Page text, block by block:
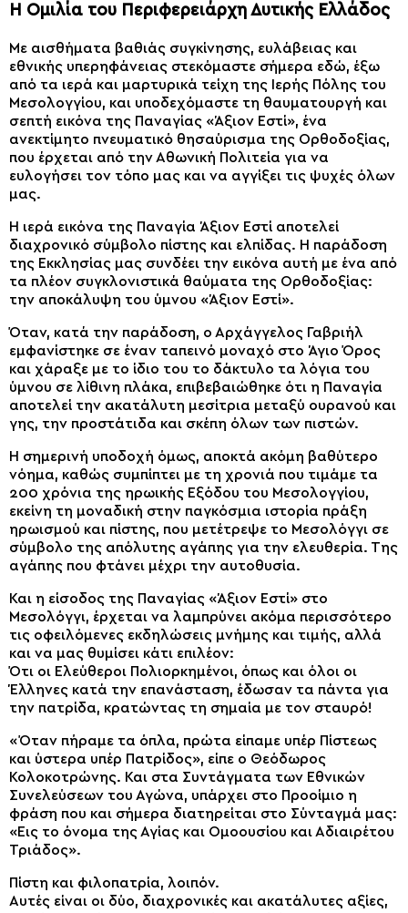
Η Ομιλία του Περιφερειάρχη Δυτικής Ελλάδος
Με αισθήματα βαθιάς συγκίνησης, ευλάβειας και
εθνικής υπερηφάνειας στεκόμαστε σήμερα εδώ, έξω
από τα ιερά και μαρτυρικά τείχη της Ιερής Πόλης του
Μεσολογγίου, και υποδεχόμαστε τη θαυματουργή και
σεπτή εικόνα της Παναγίας «Άξιον Εστί», ένα
ανεκτίμητο πνευματικό θησαύρισμα της Ορθοδοξίας,
που έρχεται από την Αθωνική Πολιτεία για να
ευλογήσει τον τόπο μας και να αγγίξει τις ψυχές όλων
μας.
Η ιερά εικόνα της Παναγία Άξιον Εστί αποτελεί
διαχρονικό σύμβολο πίστης και ελπίδας. Η παράδοση
της Εκκλησίας μας συνδέει την εικόνα αυτή με ένα από
τα πλέον συγκλονιστικά θαύματα της Ορθοδοξίας:
την αποκάλυψη του ύμνου «Άξιον Εστί».
Όταν, κατά την παράδοση, ο Αρχάγγελος Γαβριήλ
εμφανίστηκε σε έναν ταπεινό μοναχό στο Άγιο Όρος
και χάραξε με το ίδιο του το δάκτυλο τα λόγια του
ύμνου σε λίθινη πλάκα, επιβεβαιώθηκε ότι η Παναγία
αποτελεί την ακατάλυτη μεσίτρια μεταξύ ουρανού και
γης, την προστάτιδα και σκέπη όλων των πιστών.
Η σημερινή υποδοχή όμως, αποκτά ακόμη βαθύτερο
νόημα, καθώς συμπίπτει με τη χρονιά που τιμάμε τα
200 χρόνια της ηρωικής Εξόδου του Μεσολογγίου,
εκείνη τη μοναδική στην παγκόσμια ιστορία πράξη
ηρωισμού και πίστης, που μετέτρεψε το Μεσολόγγι σε
σύμβολο της απόλυτης αγάπης για την ελευθερία. Της
αγάπης που φτάνει μέχρι την αυτοθυσία.
Και η είσοδος της Παναγίας «Άξιον Εστί» στο
Μεσολόγγι, έρχεται να λαμπρύνει ακόμα περισσότερο
τις οφειλόμενες εκδηλώσεις μνήμης και τιμής, αλλά
και να μας θυμίσει κάτι επιλέον:
Ότι οι Ελεύθεροι Πολιορκημένοι, όπως και όλοι οι
Έλληνες κατά την επανάσταση, έδωσαν τα πάντα για
την πατρίδα, κρατώντας τη σημαία με τον σταυρό!
«Όταν πήραμε τα όπλα, πρώτα είπαμε υπέρ Πίστεως
και ύστερα υπέρ Πατρίδος», είπε ο Θεόδωρος
Κολοκοτρώνης. Και στα Συντάγματα των Εθνικών
Συνελεύσεων του Αγώνα, υπάρχει στο Προοίμιο η
φράση που και σήμερα διατηρείται στο Σύνταγμά μας:
«Εις το όνομα της Αγίας και Ομοουσίου και Αδιαιρέτου
Τριάδος».
Πίστη και φιλοπατρία, λοιπόν.
Αυτές είναι οι δύο, διαχρονικές και ακατάλυτες αξίες,